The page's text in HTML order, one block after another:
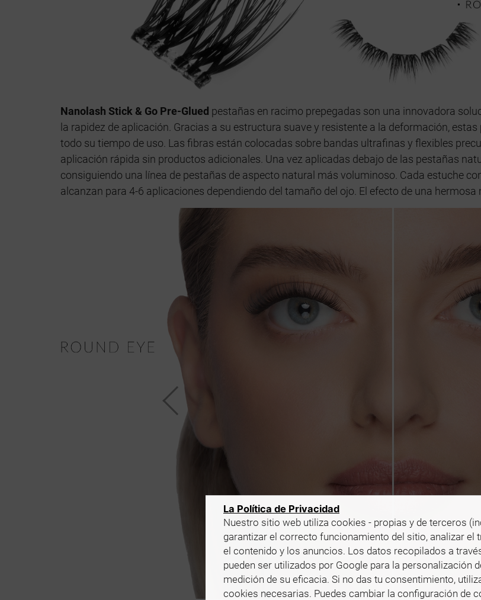
Nanolash Stick & Go Pre-Glued pestañas en racimo prepegadas son una innovadora
la rapidez de aplicación. Gracias a su estructura suave y resistente a la deformación,
todo su tiempo de uso. Las fibras están colocadas sobre bandas ultrafinas y flexibles
aplicación rápida sin productos adicionales. Una vez aplicadas debajo de las pestañas
consiguiendo una línea de pestañas de aspecto natural más voluminoso. Cada estuche
alcanzan para 4-6 aplicaciones dependiendo del tamaño del ojo. El efecto de una hermosa
La Política de Privacidad
Nuestro sitio web utiliza cookies - propias y de terceros
garantizar el correcto funcionamiento del sitio, analizar el
el contenido y los anuncios. Los datos recopilados a
pueden ser utilizados por Google para la personalización
medición de su eficacia. Si no das tu consentimiento,
cookies necesarias. Puedes cambiar la configuración de